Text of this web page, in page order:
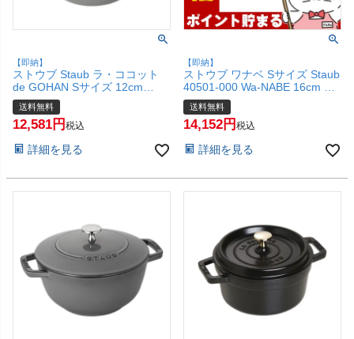
【即納】
ストウブ Staub ラ・ココット
de GOHAN Sサイズ 12cm
40509-702 グレー【時短 カン
タン 1合炊き ホーロー鍋 調理
器具 デ ゴハン 炊飯 ごはん ワ
付国内正規品/国内生涯保証書
(6043592)
送料無料
12,581 税込
詳細を見る
【即納】
ストウブ ワナベ Sサイズ Staub
40501-000 Wa-NABE 16cm ブ
ラック 日本語説明書付き【炊飯
和食 gohan ホーロー 鍋 調理器
具 ストーブ デ ゴハン
正規品/国内生涯保証書付】【宅
送料無料
14,152 税込
詳細を見る